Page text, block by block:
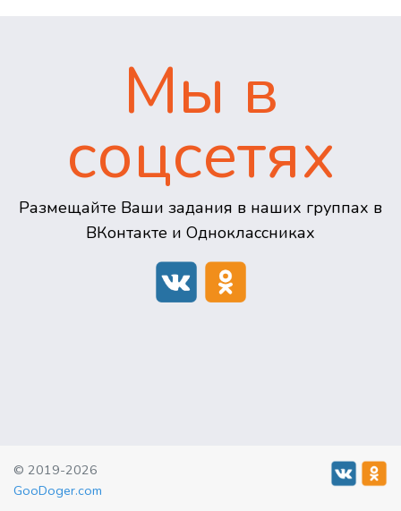
Мы в
соцсетях
Размещайте Ваши задания в наших группах в
ВКонтакте и Одноклассниках
© 2019-2026
GooDoger.com